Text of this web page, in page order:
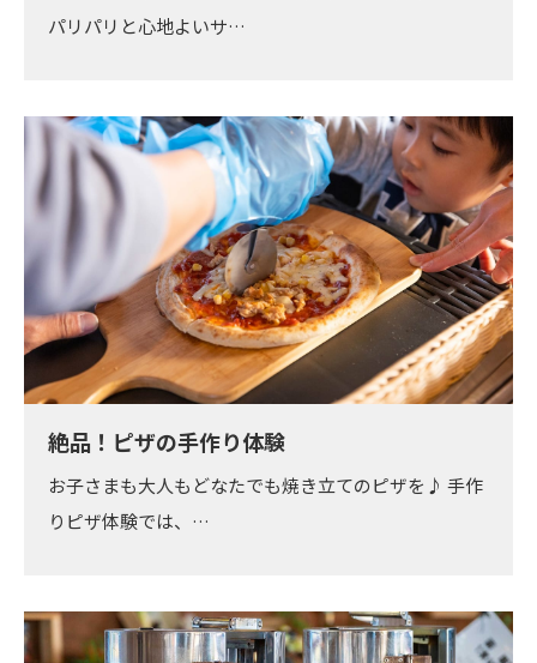
パリパリと心地よいサ…
絶品！ピザの手作り体験
お子さまも大人もどなたでも焼き立てのピザを♪ 手作
りピザ体験では、…